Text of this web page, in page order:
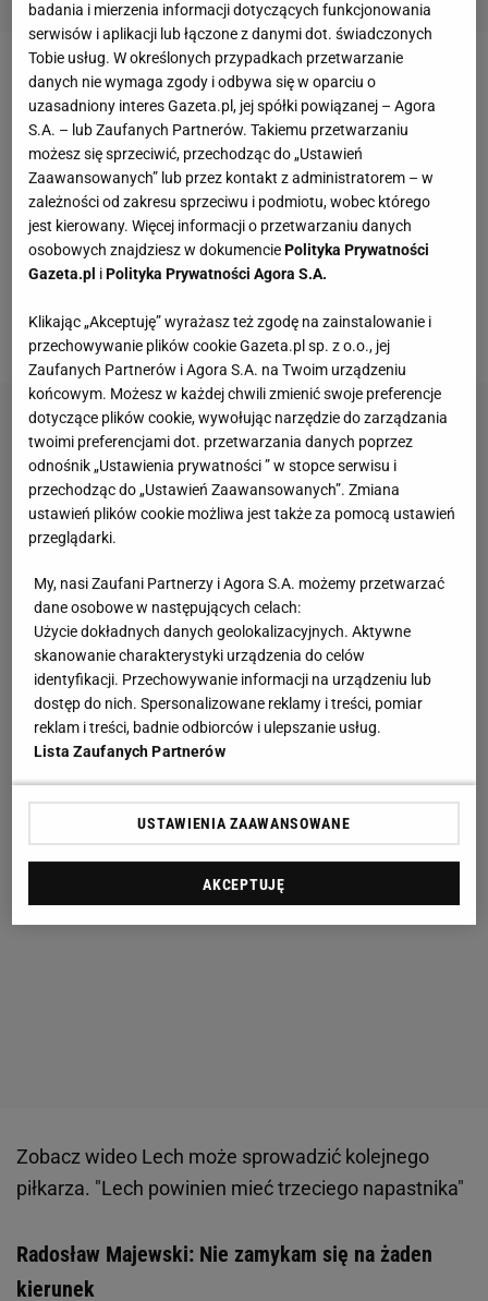
Radosław Majewskiod roku jest zawodnikiem
australijskiego Western Sydney Wanderers FC -
początkowo jego kontrakt wygasał z końcem
ale został przedłużony o trzy miesiące. Jednak 33-
letni pomocnik nie gra od października ze względu
na kontuzję (zerwane więzadła krzyżowe) i
dowiedział się od swojego klubu, że jego kontrakt nie
gotowy na dalsze występy.
Zobacz wideo Lech może sprowadzić kolejnego
piłkarza. "Lech powinien mieć trzeciego napastnika"
Radosław Majewski: Nie zamykam się na żaden
kierunek
badania i mierzenia informacji dotyczących funkcjonowania
serwisów i aplikacji lub łączone z danymi dot. świadczonych
Tobie usług. W określonych przypadkach przetwarzanie
danych nie wymaga zgody i odbywa się w oparciu o
uzasadniony interes Gazeta.pl, jej spółki powiązanej – Agora
S.A. – lub Zaufanych Partnerów. Takiemu przetwarzaniu
możesz się sprzeciwić, przechodząc do „Ustawień
Zaawansowanych” lub przez kontakt z administratorem – w
zależności od zakresu sprzeciwu i podmiotu, wobec którego
jest kierowany. Więcej informacji o przetwarzaniu danych
osobowych znajdziesz w dokumenciePolityka Prywatności
Gazeta.pl iPolityka Prywatności Agora S.A.
Klikając „Akceptuję” wyrażasz też zgodę na zainstalowanie i
przechowywanie plików cookie Gazeta.pl sp. z o.o., jej
Zaufanych Partnerów i Agora S.A. na Twoim urządzeniu
końcowym. Możesz w każdej chwili zmienić swoje preferencje
dotyczące plików cookie, wywołując narzędzie do zarządzania
twoimi preferencjami dot. przetwarzania danych poprzez
odnośnik „Ustawienia prywatności ” w stopce serwisu i
przechodząc do „Ustawień Zaawansowanych”. Zmiana
ustawień plików cookie możliwa jest także za pomocą ustawień
przeglądarki.
My, nasi Zaufani Partnerzy i Agora S.A. możemy przetwarzać
dane osobowe w następujących celach:
Użycie dokładnych danych geolokalizacyjnych. Aktywne
skanowanie charakterystyki urządzenia do celów
identyfikacji. Przechowywanie informacji na urządzeniu lub
dostęp do nich. Spersonalizowane reklamy i treści, pomiar
reklam i treści, badnie odbiorców i ulepszanie usług.
Lista Zaufanych Partnerów
USTAWIENIA ZAAWANSOWANE
AKCEPTUJĘ